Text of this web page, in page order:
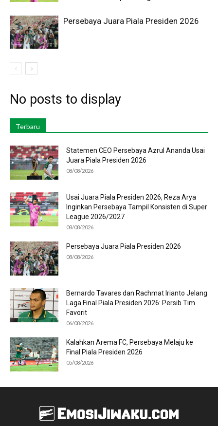
Persebaya Juara Piala Presiden 2026
No posts to display
Terbaru
Statemen CEO Persebaya Azrul Ananda Usai
Juara Piala Presiden 2026
08/08/2026
Usai Juara Piala Presiden 2026, Reza Arya
Inginkan Persebaya Tampil Konsisten di Super
League 2026/2027
08/08/2026
Persebaya Juara Piala Presiden 2026
08/08/2026
Bernardo Tavares dan Rachmat Irianto Jelang
Laga Final Piala Presiden 2026: Persib Tim
Favorit
06/08/2026
Kalahkan Arema FC, Persebaya Melaju ke
Final Piala Presiden 2026
05/08/2026